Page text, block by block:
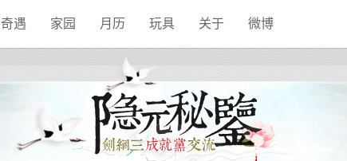
奇遇 家园 月历 玩具 关于 微博